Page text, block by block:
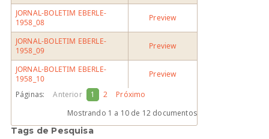
JORNAL-BOLETIM EBERLE-
1958_08
Preview
JORNAL-BOLETIM EBERLE-
1958_09
Preview
JORNAL-BOLETIM EBERLE-
1958_10
Preview
Páginas:
Anterior 1 2
Próximo
Mostrando 1 a 10de 12 documentos
Tags de Pesquisa